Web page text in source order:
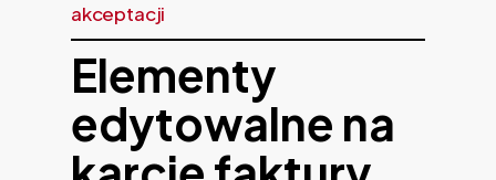
akceptacji
Elementy
edytowalne na